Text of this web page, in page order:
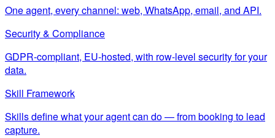
One agent, every channel: web, WhatsApp, email, and API.
Security & Compliance
GDPR-compliant, EU-hosted, with row-level security for your
data.
Skill Framework
Skills define what your agent can do — from booking to lead
capture.